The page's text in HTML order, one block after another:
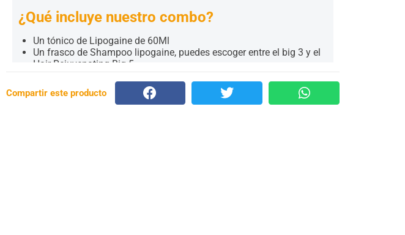
¿Qué incluye nuestro combo?
Un tónico de Lipogaine de 60Ml
Un frasco de Shampoo lipogaine, puedes escoger entre el big 3 y el
Hair Rejuvenating Big 5
Solo enMinoxidil Colombia ! Tenemos envío gratis a todo Colombia.
Compartir este producto